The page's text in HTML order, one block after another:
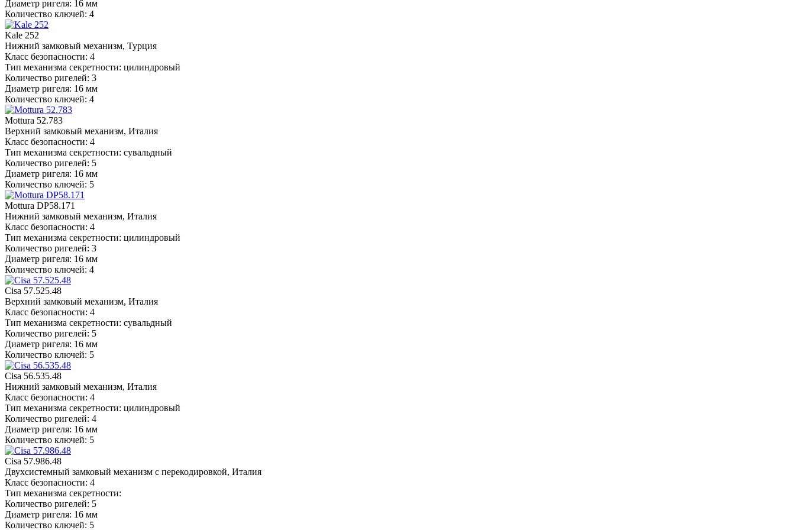
Диаметр ригеля: 16 мм
Количество ключей: 4
Kale 252
Нижний замковый механизм, Турция
Класс безопасности: 4
Тип механизма секретности: цилиндровый
Количество ригелей: 3
Диаметр ригеля: 16 мм
Количество ключей: 4
Mottura 52.783
Верхний замковый механизм, Италия
Класс безопасности: 4
Тип механизма секретности: сувальдный
Количество ригелей: 5
Диаметр ригеля: 16 мм
Количество ключей: 5
Mottura DP58.171
Нижний замковый механизм, Италия
Класс безопасности: 4
Тип механизма секретности: цилиндровый
Количество ригелей: 3
Диаметр ригеля: 16 мм
Количество ключей: 4
Cisa 57.525.48
Верхний замковый механизм, Италия
Класс безопасности: 4
Тип механизма секретности: сувальдный
Количество ригелей: 5
Диаметр ригеля: 16 мм
Количество ключей: 5
Cisa 56.535.48
Нижний замковый механизм, Италия
Класс безопасности: 4
Тип механизма секретности: цилиндровый
Количество ригелей: 4
Диаметр ригеля: 16 мм
Количество ключей: 5
Cisa 57.986.48
Двухсистемный замковый механизм с перекодировкой, Италия
Класс безопасности: 4
Тип механизма секретности:
Количество ригелей: 5
Диаметр ригеля: 16 мм
Количество ключей: 5